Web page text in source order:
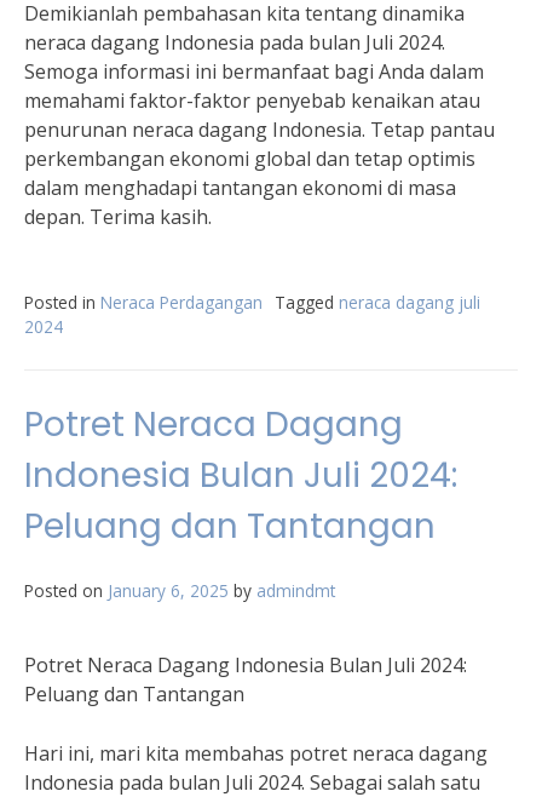
Demikianlah pembahasan kita tentang dinamika
neraca dagang Indonesia pada bulan Juli 2024.
Semoga informasi ini bermanfaat bagi Anda dalam
memahami faktor-faktor penyebab kenaikan atau
penurunan neraca dagang Indonesia. Tetap pantau
perkembangan ekonomi global dan tetap optimis
dalam menghadapi tantangan ekonomi di masa
depan. Terima kasih.
Posted in Neraca Perdagangan Tagged neraca dagang juli
2024
Potret Neraca Dagang
Indonesia Bulan Juli 2024:
Peluang dan Tantangan
Posted on January 6, 2025 by admindmt
Potret Neraca Dagang Indonesia Bulan Juli 2024:
Peluang dan Tantangan
Hari ini, mari kita membahas potret neraca dagang
Indonesia pada bulan Juli 2024. Sebagai salah satu